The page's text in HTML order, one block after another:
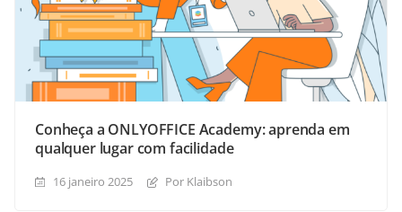
Conheça a ONLYOFFICE Academy: aprenda em
qualquer lugar com facilidade
16 janeiro 2025 Por Klaibson